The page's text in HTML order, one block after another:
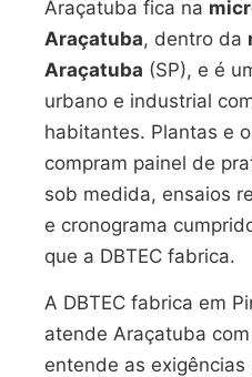
Araçatuba fica na
Araçatuba, dentro da
Araçatuba (SP), e é
urbano e industrial
habitantes. Plantas e
compram painel de
sob medida, ensaios
e cronograma
que a DBTEC fabrica.
A DBTEC fabrica em
atende Araçatuba
entende as